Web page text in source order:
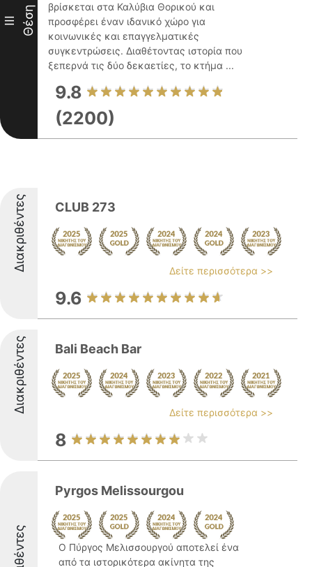
III Θέση
βρίσκεται στα Καλύβια Θορικού και
προσφέρει έναν ιδανικό χώρο για
κοινωνικές και επαγγελματικές
συγκεντρώσεις. Διαθέτοντας ιστορία που
ξεπερνά τις δύο δεκαετίες, το κτήμα ...
9.8
(2200)
Διακριθέντες CLUB 273
Δείτε περισσότερα >>
9.6
Διακριθέντες Bali Beach Bar
Δείτε περισσότερα >>
8
Pyrgos Melissourgou
Ο Πύργος Μελισσουργού αποτελεί ένα
από τα ιστορικότερα ακίνητα της